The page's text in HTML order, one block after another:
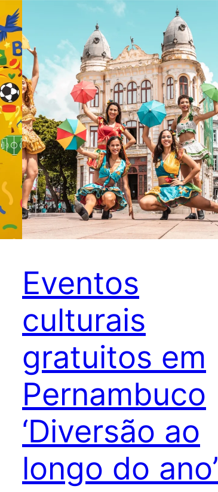
Eventos
culturais
gratuitos em
Pernambuco
‘Diversão ao
longo do ano’